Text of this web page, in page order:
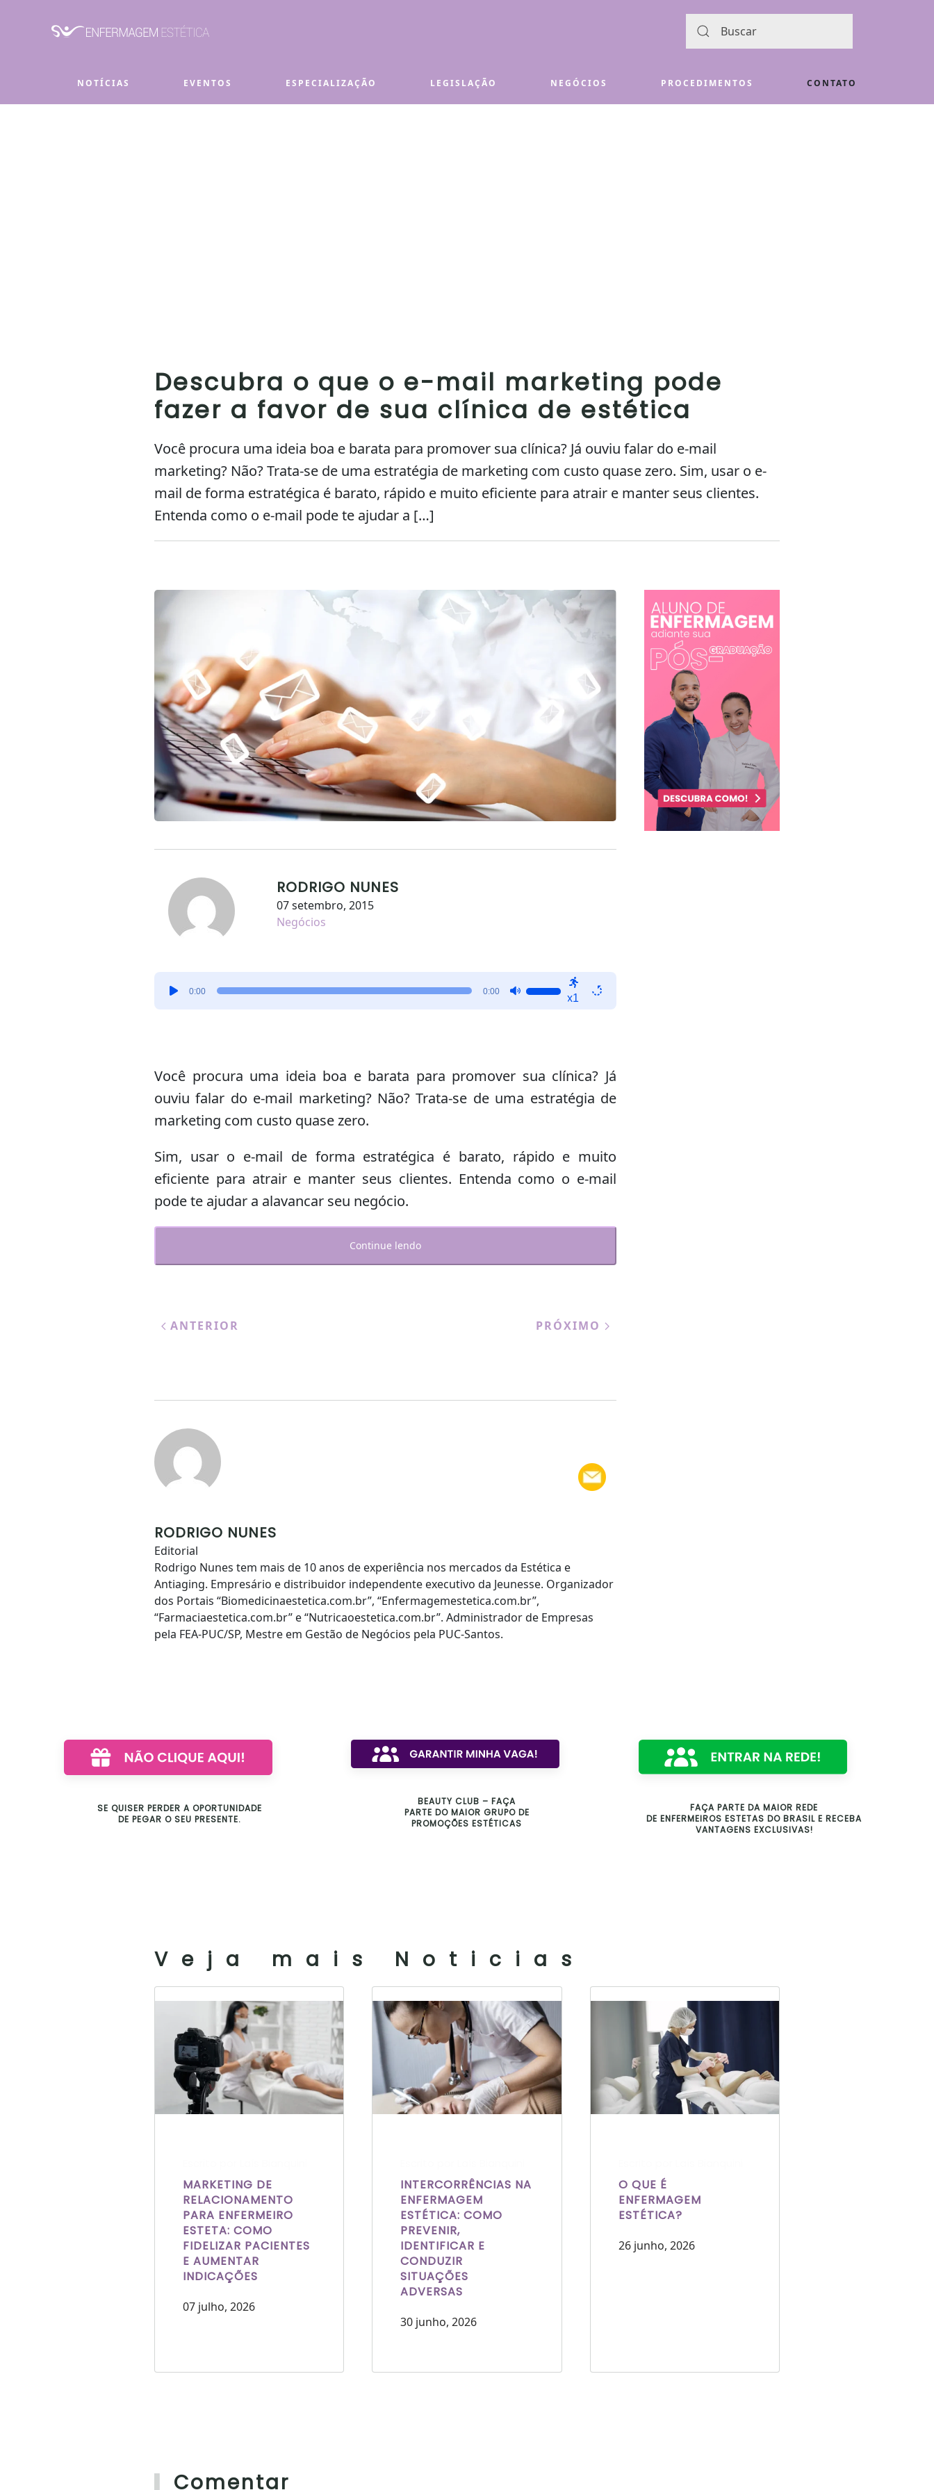
Skip to main content
NOTÍCIAS EVENTOS ESPECIALIZAÇÃO LEGISLAÇÃO NEGÓCIOS PROCEDIMENTOS CONTATO
Descubra o que o e-mail marketing pode
fazer a favor de sua clínica de estética
Você procura uma ideia boa e barata para promover sua clínica? Já ouviu falar do e-mail
marketing? Não? Trata-se de uma estratégia de marketing com custo quase zero. Sim, usar o e-
mail de forma estratégica é barato, rápido e muito eficiente para atrair e manter seus clientes.
Entenda como o e-mail pode te ajudar a […]
RODRIGO NUNES
07 setembro, 2015
Negócios
0:00 0:00
para
baixo
ou
diminuir
o
x1
Você procura uma ideia boa e barata para promover sua clínica? Já
ouviu falar do e-mail marketing? Não? Trata-se de uma estratégia de
marketing com custo quase zero.
Sim, usar o e-mail de forma estratégica é barato, rápido e muito
eficiente para atrair e manter seus clientes. Entenda como o e-mail
pode te ajudar a alavancar seu negócio.
Continue lendo
ANTERIOR PRÓXIMO
RODRIGO NUNES
Editorial
Rodrigo Nunes tem mais de 10 anos de experiência nos mercados da Estética e
Antiaging. Empresário e distribuidor independente executivo da Jeunesse. Organizador
dos Portais “Biomedicinaestetica.com.br”, “Enfermagemestetica.com.br”,
“Farmaciaestetica.com.br” e “Nutricaoestetica.com.br”. Administrador de Empresas
pela FEA-PUC/SP, Mestre em Gestão de Negócios pela PUC-Santos.
SE QUISER PERDER A OPORTUNIDADE
DE PEGAR O SEU PRESENTE.
BEAUTY CLUB – FAÇA
PARTE DO MAIOR GRUPO DE
PROMOÇÕES ESTÉTICAS
FAÇA PARTE DA MAIOR REDE
DE ENFERMEIROS ESTETAS DO BRASIL E RECEBA
VANTAGENS EXCLUSIVAS!
Veja mais Noticias
MARKETING DE
RELACIONAMENTO
PARA ENFERMEIRO
ESTETA: COMO
FIDELIZAR PACIENTES
E AUMENTAR
INDICAÇÕES
07 julho, 2026
INTERCORRÊNCIAS NA
ENFERMAGEM
ESTÉTICA: COMO
PREVENIR,
IDENTIFICAR E
CONDUZIR
SITUAÇÕES
ADVERSAS
30 junho, 2026
O QUE É
ENFERMAGEM
ESTÉTICA?
26 junho, 2026
Comentar